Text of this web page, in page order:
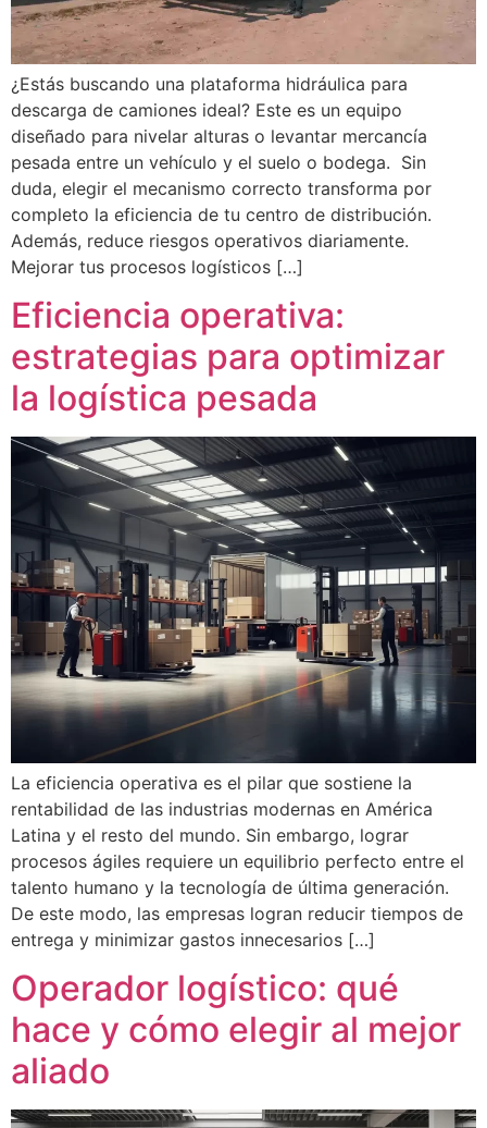
¿Estás buscando una plataforma hidráulica para
descarga de camiones ideal? Este es un equipo
diseñado para nivelar alturas o levantar mercancía
pesada entre un vehículo y el suelo o bodega. Sin
duda, elegir el mecanismo correcto transforma por
completo la eficiencia de tu centro de distribución.
Además, reduce riesgos operativos diariamente.
Mejorar tus procesos logísticos […]
Eficiencia operativa:
estrategias para optimizar
la logística pesada
La eficiencia operativa es el pilar que sostiene la
rentabilidad de las industrias modernas en América
Latina y el resto del mundo. Sin embargo, lograr
procesos ágiles requiere un equilibrio perfecto entre el
talento humano y la tecnología de última generación.
De este modo, las empresas logran reducir tiempos de
entrega y minimizar gastos innecesarios […]
Operador logístico: qué
hace y cómo elegir al mejor
aliado